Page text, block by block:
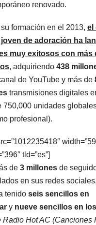
renovado.
formación en el 2013, el
de adoración ha
muy exitosos con más
, adquiriendo 438
de YouTube y más de
transmisiones digitales
750,000 unidades
profesional).
tld=”es”]
de 3 millones de
en sus redes
tenido seis sencillos en
y nueve sencillos en
Radio Hot AC (Canciones